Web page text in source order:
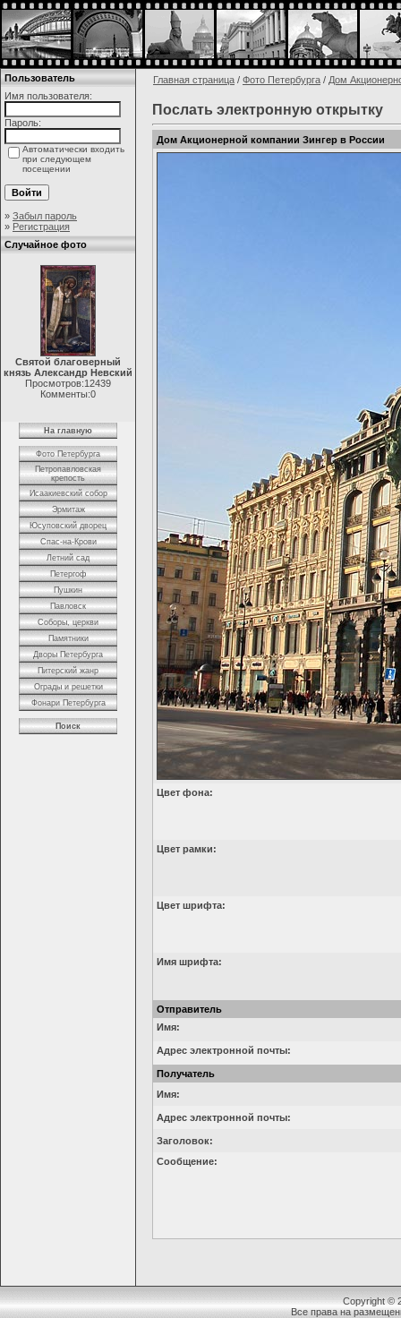
Пользователь
Имя пользователя:
Пароль:
Автоматически входить
при следующем
посещении
» Забыл пароль
» Регистрация
Случайное фото
Святой благоверный
князь Александр Невский
Просмотров:12439
Комменты:0
На главную
Фото Петербурга
Петропавловская
крепость
Исаакиевский собор
Эрмитаж
Юсуповский дворец
Спас-на-Крови
Летний сад
Петергоф
Пушкин
Павловск
Соборы, церкви
Памятники
Дворы Петербурга
Питерский жанр
Ограды и решетки
Фонари Петербурга
Поиск
Главная страница / Фото Петербурга / Дом
Послать электронную открытку
Дом Акционерной компании Зингер в России
Цвет фона:
Цвет рамки:
Цвет шрифта:
Имя шрифта:
Отправитель
Имя:
Адрес электронной почты:
Получатель
Имя:
Адрес электронной почты:
Заголовок:
Сообщение:
Copyright ©
Все права на